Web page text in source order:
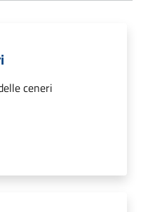
ceneri